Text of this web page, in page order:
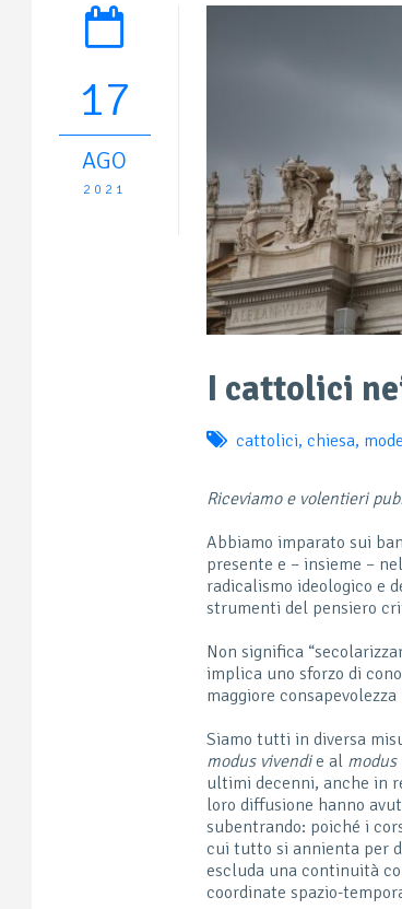
17
AGO
2021
I cattolici
cattolici, chiesa,
Riceviamo e volentieri
Abbiamo imparato sui
presente e – insieme –
radicalismo ideologico e
strumenti del pensiero
Non significa
implica uno sforzo di
maggiore
Siamo tutti in diversa
modus vivendie al
ultimi decenni, anche in
loro diffusione hanno
subentrando: poiché i
cui tutto si annienta per
escluda una continuità
coordinate spazio-